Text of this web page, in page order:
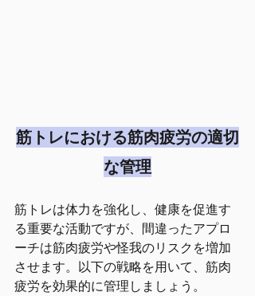
筋トレにおける筋肉疲労の適切
な管理
筋トレは体力を強化し、健康を促進す
る重要な活動ですが、間違ったアプロ
ーチは筋肉疲労や怪我のリスクを増加
させます。以下の戦略を用いて、筋肉
疲労を効果的に管理しましょう。